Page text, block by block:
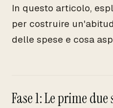
In questo articolo,
per costruire
delle spese e cosa
Fase 1: Le prime